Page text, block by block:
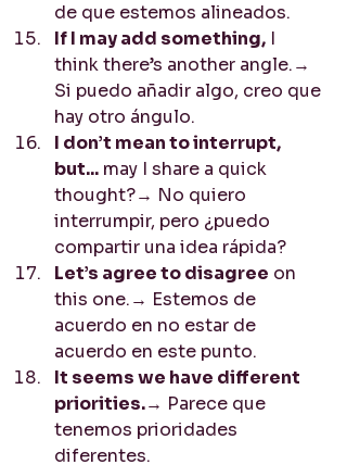
de que estemos alineados.
If I may add something, I
think there’s another angle.→
Si puedo añadir algo, creo que
hay otro ángulo.
I don’t mean to interrupt,
but... may I share a quick
thought?→ No quiero
interrumpir, pero ¿puedo
compartir una idea rápida?
Let’s agree to disagree on
this one.→ Estemos de
acuerdo en no estar de
acuerdo en este punto.
It seems we have different
priorities.→ Parece que
tenemos prioridades
diferentes.